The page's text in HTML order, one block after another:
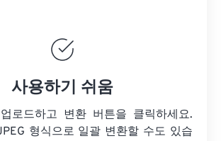
사용하기 쉬움
로드하고 변환 버튼을 클릭하세요.
형식으로 일괄 변환할 수도 있습